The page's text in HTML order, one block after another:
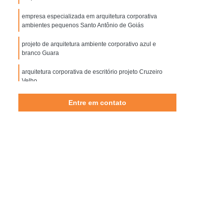
Biofilia para Arquitetura
Design Biofílico em Brasília
Biofílico Interiores
Corporativos em São Paulo
em São Paulo
em São Paulo
em São Paulo
e Empresarial em São Paulo
Empresariais em São Paulo
empresa especializada em arquitetura corporativa
ambientes pequenos Santo Antônio de Goiás
projeto de arquitetura ambiente corporativo azul e
branco Guara
arquitetura corporativa de escritório projeto Cruzeiro
Velho
projeto de arquitetura corporativa comercial Guara
Entre em contato